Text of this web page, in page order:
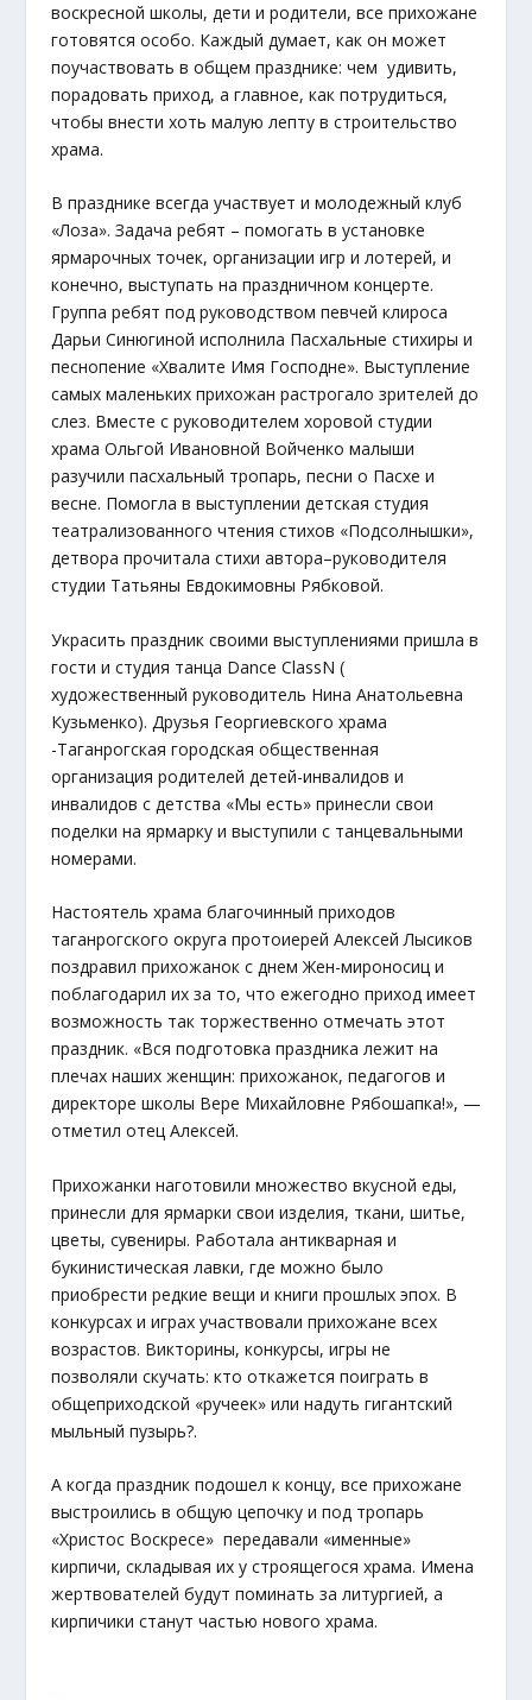
воскресной школы, дети и родители, все прихожане
готовятся особо. Каждый думает, как он может
поучаствовать в общем празднике: чем удивить,
порадовать приход, а главное, как потрудиться,
чтобы внести хоть малую лепту в строительство
храма.
В празднике всегда участвует и молодежный клуб
«Лоза». Задача ребят – помогать в установке
ярмарочных точек, организации игр и лотерей, и
конечно, выступать на праздничном концерте.
Группа ребят под руководством певчей клироса
Дарьи Синюгиной исполнила Пасхальные стихиры и
песнопение «Хвалите Имя Господне». Выступление
самых маленьких прихожан растрогало зрителей до
слез. Вместе с руководителем хоровой студии
храма Ольгой Ивановной Войченко малыши
разучили пасхальный тропарь, песни о Пасхе и
весне. Помогла в выступлении детская студия
театрализованного чтения стихов «Подсолнышки»,
детвора прочитала стихи автора–руководителя
студии Татьяны Евдокимовны Рябковой.
Украсить праздник своими выступлениями пришла в
гости и студия танца Dance ClassN (
художественный руководитель Нина Анатольевна
Кузьменко). Друзья Георгиевского храма
-Таганрогская городская общественная
организация родителей детей-инвалидов и
инвалидов с детства «Мы есть» принесли свои
поделки на ярмарку и выступили с танцевальными
номерами.
Настоятель храма благочинный приходов
таганрогского округа протоиерей Алексей Лысиков
поздравил прихожанок с днем Жен-мироносиц и
поблагодарил их за то, что ежегодно приход имеет
возможность так торжественно отмечать этот
праздник. «Вся подготовка праздника лежит на
плечах наших женщин: прихожанок, педагогов и
директоре школы Вере Михайловне Рябошапка!», —
отметил отец Алексей.
Прихожанки наготовили множество вкусной еды,
принесли для ярмарки свои изделия, ткани, шитье,
цветы, сувениры. Работала антикварная и
букинистическая лавки, где можно было
приобрести редкие вещи и книги прошлых эпох. В
конкурсах и играх участвовали прихожане всех
возрастов. Викторины, конкурсы, игры не
позволяли скучать: кто откажется поиграть в
общеприходской «ручеек» или надуть гигантский
мыльный пузырь?.
А когда праздник подошел к концу, все прихожане
выстроились в общую цепочку и под тропарь
«Христос Воскресе» передавали «именные»
кирпичи, складывая их у строящегося храма. Имена
жертвователей будут поминать за литургией, а
кирпичики станут частью нового храма.